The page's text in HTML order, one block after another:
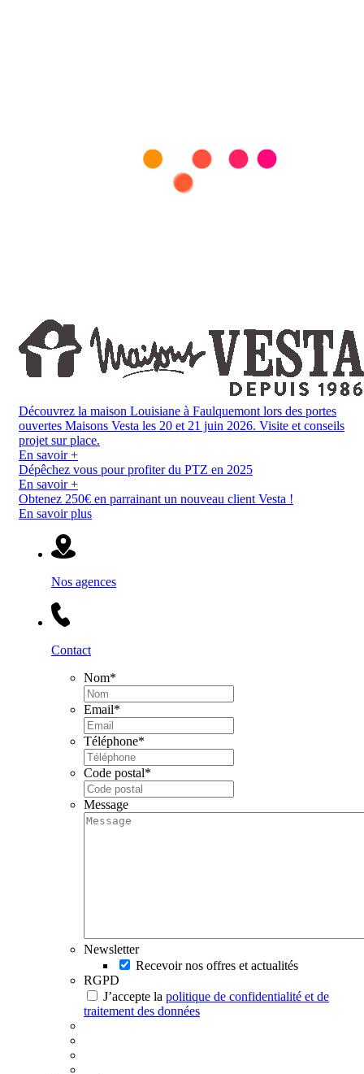
Découvrez la maison Louisiane à Faulquemont lors des portes
ouvertes Maisons Vesta les 20 et 21 juin 2026. Visite et conseils
projet sur place.
En savoir +
Dépêchez vous pour profiter du PTZ en 2025
En savoir +
Obtenez 250€ en parrainant un nouveau client Vesta !
En savoir plus
Nos agences
Contact
Nom*
Email*
Téléphone*
Code postal*
Message
Newsletter
Recevoir nos offres et actualités
RGPD
J’accepte la politique de confidentialité et de
traitement des données